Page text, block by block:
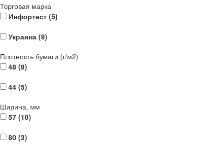
Торговая марка
Инфортест (5)
Украина (9)
Плотность бумаги (г/м2)
48 (8)
44 (5)
Ширина, мм
57 (10)
80 (3)